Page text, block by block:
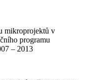
mikroprojektů v
programu
– 2013